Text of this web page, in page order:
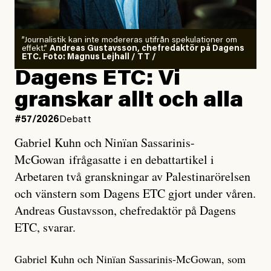
”Journalistik kan inte modereras utifrån spekulationer om
effekt.” Andreas Gustavsson, chefredaktör på Dagens
ETC. Foto: Magnus Lejhall / TT /
Dagens ETC: Vi
granskar allt och alla
#57/2026 Debatt
Gabriel Kuhn och Ninïan Sassarinis-
McGowan ifrågasatte i en debattartikel i
Arbetaren två granskningar av Palestinarörelsen
och vänstern som Dagens ETC gjort under våren.
Andreas Gustavsson, chefredaktör på Dagens
ETC, svarar.
Gabriel Kuhn och Ninïan Sassarinis-McGowan, som